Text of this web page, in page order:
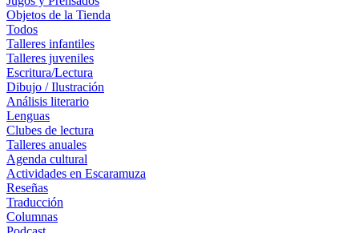
Objetos de la Tienda
Todos
Talleres infantiles
Talleres juveniles
Escritura/Lectura
Dibujo / Ilustración
Análisis literario
Lenguas
Clubes de lectura
Talleres anuales
Agenda cultural
Actividades en Escaramuza
Reseñas
Traducción
Columnas